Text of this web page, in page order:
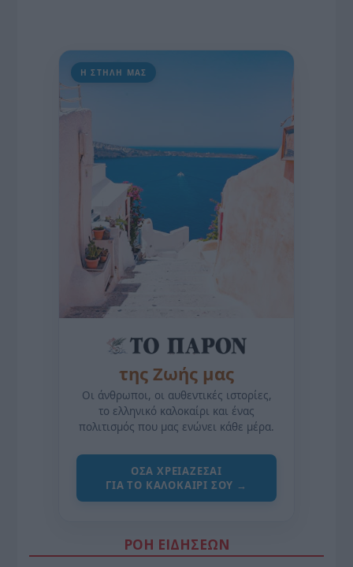
Η ΣΤΗΛΗ ΜΑΣ
της Ζωής μας
Οι άνθρωποι, οι αυθεντικές ιστορίες,
το ελληνικό καλοκαίρι και ένας
πολιτισμός που μας ενώνει κάθε μέρα.
ΌΣΑ ΧΡΕΙΆΖΕΣΑΙ
ΓΙΑ ΤΟ ΚΑΛΟΚΑΊΡΙ ΣΟΥ →
ΡΟΗ ΕΙΔΗΣΕΩΝ